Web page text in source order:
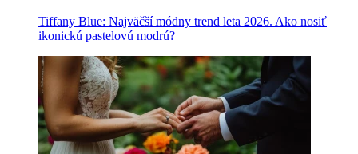
Tiffany Blue: Najväčší módny trend leta 2026. Ako nosiť
ikonickú pastelovú modrú?